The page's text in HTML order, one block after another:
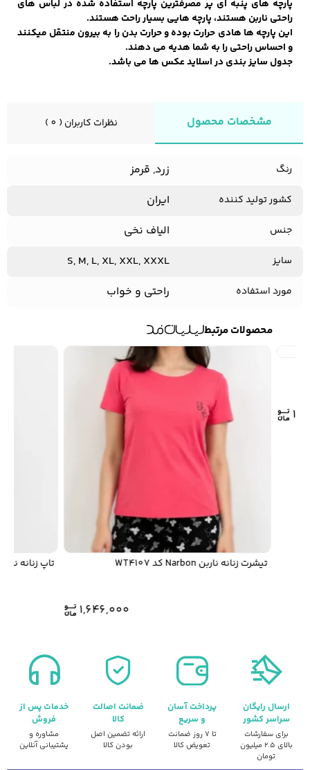
پارچه های پنبه ای پر مصرفترین پارچه استفاده شده در لباس های
راحتی ناربن هستند، پارچه هایی بسیار راحت هستند.
این پارچه ها هادی حرارت بوده و حرارت بدن را به بیرون منتقل میکنند
و احساس راحتی را به شما هدیه می دهند.
جدول سایز بندی در اسلاید عکس ها می باشد.
مشخصات محصول نظرات کاربران ( 0 )
رنگ زرد, قرمز
کشور تولید کننده ایران
جنس الیاف نخی
سایز S, M, L, XL, XXL, XXXL
مورد استفاده راحتی و خواب
محصولات مرتبط
تیشرت زنانه ناربن Narbon کد WT4107
1,646,000
تاپ زنانه ناربن Narbon کد WT4102
ارسال رایگان
سراسر کشور
برای سفارشات
بالای ۲.۵ میلیون
تومان
پرداخت آسان
و سریع
تا ۷ روز ضمانت
تعویض کالا
ضمانت اصالت
کالا
ارائه تضمین اصل
بودن کالا
خدمات پس از
فروش
مشاوره و
پشتیبانی آنلاین